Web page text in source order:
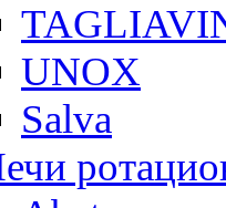
UNOX
Salva